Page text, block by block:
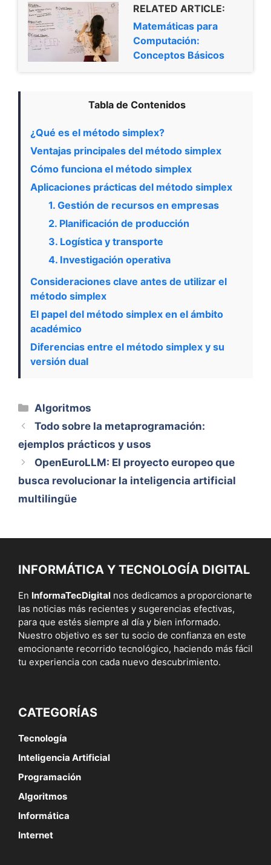
RELATED ARTICLE:
Matemáticas para
Computación:
Conceptos Básicos
Tabla de Contenidos
¿Qué es el método simplex?
Ventajas principales del método simplex
Cómo funciona el método simplex
Aplicaciones prácticas del método simplex
1. Gestión de recursos en empresas
2. Planificación de producción
3. Logística y transporte
4. Investigación operativa
Consideraciones clave antes de utilizar el
método simplex
El papel del método simplex en el ámbito
académico
Diferencias entre el método simplex y su
versión dual
Categorías
Algoritmos
Todo sobre la metaprogramación:
ejemplos prácticos y usos
OpenEuroLLM: El proyecto europeo que
busca revolucionar la inteligencia artificial
multilingüe
INFORMÁTICA Y TECNOLOGÍA DIGITAL
En InformaTecDigital nos dedicamos a proporcionarte
las noticias más recientes y sugerencias efectivas,
para que estés siempre al día y bien informado.
Nuestro objetivo es ser tu socio de confianza en este
emocionante recorrido tecnológico, haciendo más fácil
tu experiencia con cada nuevo descubrimiento.
CATEGORÍAS
Tecnología
Inteligencia Artificial
Programación
Algoritmos
Informática
Internet